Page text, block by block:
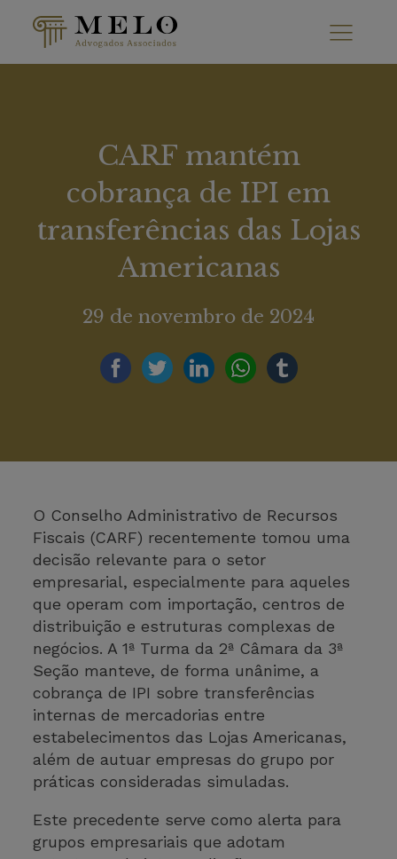
CARF mantém
cobrança de IPI em
transferências das Lojas
Americanas
29 de novembro de 2024
O Conselho Administrativo de Recursos
Fiscais (CARF) recentemente tomou uma
decisão relevante para o setor
empresarial, especialmente para aqueles
que operam com importação, centros de
distribuição e estruturas complexas de
negócios. A 1ª Turma da 2ª Câmara da 3ª
Seção manteve, de forma unânime, a
cobrança de IPI sobre transferências
internas de mercadorias entre
estabelecimentos das Lojas Americanas,
além de autuar empresas do grupo por
práticas consideradas simuladas.
Este precedente serve como alerta para
grupos empresariais que adotam